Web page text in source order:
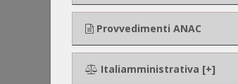
Provvedimenti ANAC
Italiamministrativa [+]